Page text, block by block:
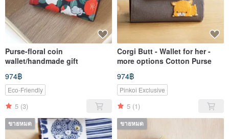
Purse-floral coin
wallet/handmade gift
974฿
Eco-Friendly
5 (3)
Corgi Butt - Wallet for her -
more options Cotton Purse
974฿
Pinkoi Exclusive
5 (1)
ขายหมด ขายหมด